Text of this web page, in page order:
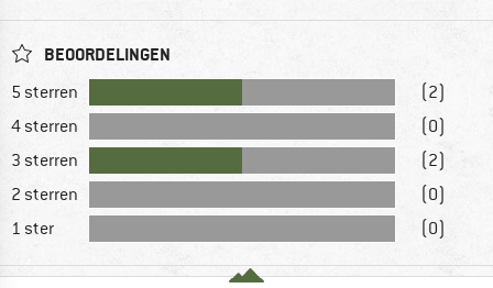
BEOORDELINGEN
5 sterren
(2)
4 sterren
(0)
3 sterren
(2)
2 sterren
(0)
1 ster
(0)